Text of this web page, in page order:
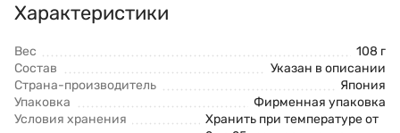
Характеристики
Вес
108 г
Состав
Указан в описании
Страна-производитель
Япония
Упаковка
Фирменная упаковка
Условия хранения
Хранить при температуре от